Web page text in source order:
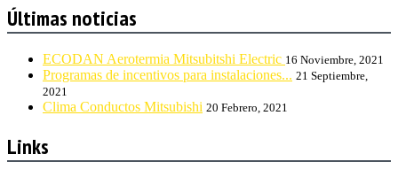
Últimas noticias
ECODAN Aerotermia Mitsubitshi Electric 16 Noviembre, 2021
Programas de incentivos para instalaciones... 21 Septiembre,
2021
Clima Conductos Mitsubishi 20 Febrero, 2021
Links